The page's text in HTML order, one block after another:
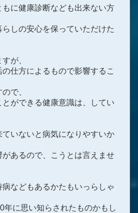
に健康診断なども出来ない方
しの安心を保っていただけた
が、
仕方によるもので影響するこ
で、
とができる健康意識は、してい
いないと病気になりやすいか
あるので、こうとは言えませ
などもあるかたもいっらしゃ
年に思い知らされたものかもし